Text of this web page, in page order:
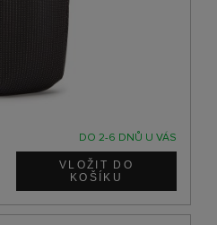
DO 2-6 DNŮ U VÁS